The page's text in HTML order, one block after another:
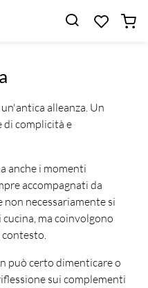
alleanza. Un
di complicità e
anche i momenti
accompagnati da
necessariamente si
ma coinvolgono
può certo dimenticare o
sui complementi